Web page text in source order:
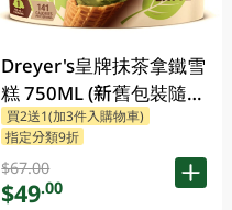
Dreyer's皇牌抺茶拿鐵雪
糕 750ML (新舊包裝隨機
發貨)
買2送1(加3件入購物車)
指定分類9折
$67.00
$49.00